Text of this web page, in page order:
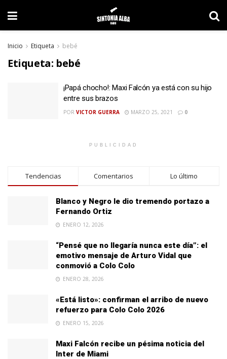
Inicio Etiqueta bebé
Etiqueta: bebé
¡Papá chocho!: Maxi Falcón ya está con su hijo
entre sus brazos
POR VICTOR GUERRA MARZO 25, 2021 0
PUBLICIDAD
Tendencias Comentarios Lo último
Blanco y Negro le dio tremendo portazo a
Fernando Ortiz
ENERO 12, 2026
“Pensé que no llegaría nunca este día”: el
emotivo mensaje de Arturo Vidal que
conmovió a Colo Colo
ENERO 28, 2026
«Está listo»: confirman el arribo de nuevo
refuerzo para Colo Colo 2026
ENERO 15, 2026
Maxi Falcón recibe un pésima noticia del
Inter de Miami